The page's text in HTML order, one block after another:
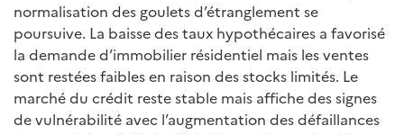
normalisation des goulets d’étranglement se
poursuive. La baisse des taux hypothécaires a favorisé
la demande d’immobilier résidentiel mais les ventes
sont restées faibles en raison des stocks limités. Le
marché du crédit reste stable mais affiche des signes
de vulnérabilité avec l’augmentation des défaillances